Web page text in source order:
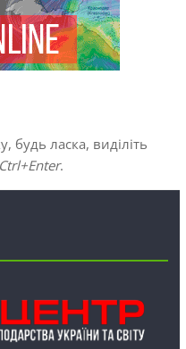
ласка, виділіть
Ctrl+Enter.